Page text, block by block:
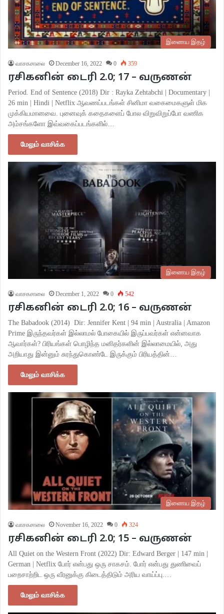
இணைய இதழ்
வாசகசாலை December 16, 2022 0 359
ரசிகனின் டைரி 2.0; 17 – வருணன்
Period. End of Sentence (2018) Dir : Rayka Zehtabchi | Documentary |
26 min | Hindi | Netflix ஆவணப்படங்கள் சினிமா வகைமைகளுள் மிக
முக்கியமானவை. புனைவுக் கதைகளைப் போல விறுவிறுப்போ வணிக
அம்சங்களோ இவ்வகைப்படங்களில்…
மேலும் வாசிக்க
இணைய இதழ்
வாசகசாலை December 1, 2022 0 542
ரசிகனின் டைரி 2.0; 16 – வருணன்
The Babadook (2014) Dir: Jennifer Kent | 94 min | Australia | Amazon
Prime இருந்தவர்கள் இல்லாமல் போகையில் இருப்பவர்கள் என்னவாக
ஆவார்கள்? பிரியங்கள் பொழிந்த மனிதர்களின் இல்லாமையில், அது
அறியாது இன்னும் சுரந்துகொண்டே இருக்கும் பிரியத்தின்…
மேலும் வாசிக்க
இணைய இதழ்
வாசகசாலை November 16, 2022 0 324
ரசிகனின் டைரி 2.0; 15 – வருணன்
All Quiet on the Western Front (2022) Dir: Edward Berger | 147 min |
German | Netflix போர் என்பது ஒரு சாகசம். போர் என்பது துணிவைப்
பறைசாற்றிட ஒரு வீரனுக்கு கிடைத்திடும் அரிய வாய்ப்பு.…
மேலும் வாசிக்க